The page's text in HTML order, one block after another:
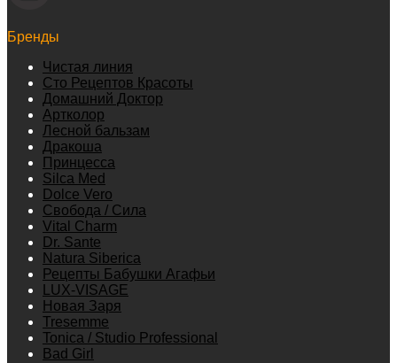
Бренды
Чистая линия
Сто Рецептов Красоты
Домашний Доктор
Артколор
Лесной бальзам
Дракоша
Принцесса
Silca Med
Dolce Vero
Свобода / Сила
Vital Charm
Dr. Sante
Natura Siberica
Рецепты Бабушки Агафьи
LUX-VISAGE
Новая Заря
Tresemme
Tonica / Studio Professional
Bad Girl